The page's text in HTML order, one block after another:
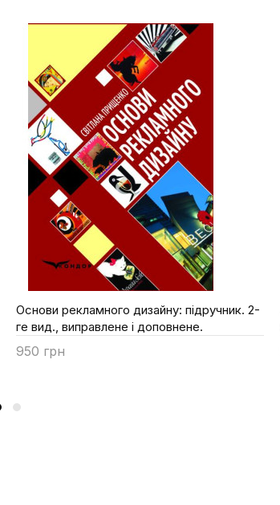
Основи рекламного дизайну: підручник. 2-
ге вид., виправлене і доповнене.
950 грн